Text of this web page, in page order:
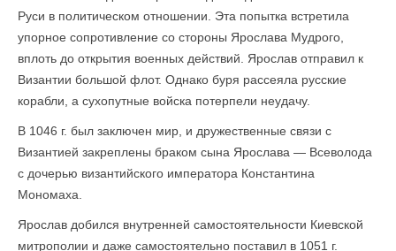
Руси в политическом отношении. Эта попытка встретила
упорное сопротивление со стороны Ярослава Мудрого,
вплоть до открытия военных действий. Ярослав отправил к
Византии большой флот. Однако буря рассеяла русские
корабли, а сухопутные войска потерпели неудачу.
В 1046 г. был заключен мир, и дружественные связи с
Византией закреплены браком сына Ярослава — Всеволода
с дочерью византийского императора Константина
Мономаха.
Ярослав добился внутренней самостоятельности Киевской
митрополии и даже самостоятельно поставил в 1051 г.